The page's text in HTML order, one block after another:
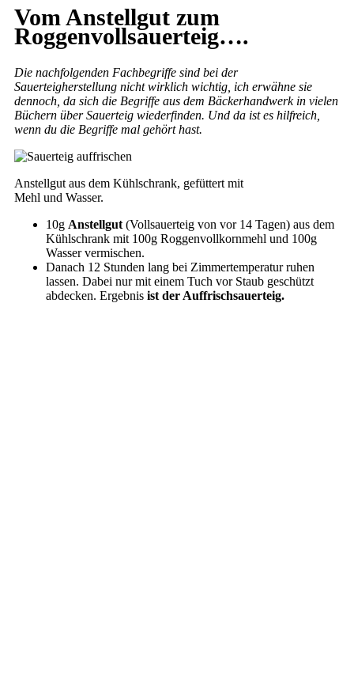
Vom Anstellgut zum
Roggenvollsauerteig….
Die nachfolgenden Fachbegriffe sind bei der
Sauerteigherstellung nicht wirklich wichtig, ich erwähne sie
dennoch, da sich die Begriffe aus dem Bäckerhandwerk in vielen
Büchern über Sauerteig wiederfinden. Und da ist es hilfreich,
wenn du die Begriffe mal gehört hast.
Anstellgut aus dem Kühlschrank, gefüttert mit
Mehl und Wasser.
10g Anstellgut(Vollsauerteig von vor 14 Tagen) aus dem
Kühlschrank mit 100g Roggenvollkornmehl und 100g
Wasser vermischen.
Danach 12 Stunden lang bei Zimmertemperatur ruhen
lassen. Dabei nur mit einem Tuch vor Staub geschützt
abdecken. Ergebnisist der Auffrischsauerteig.